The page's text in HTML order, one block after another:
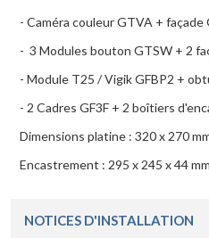
- Caméra couleur GTVA + façade
- 3 Modules bouton GTSW + 2
- Module T25 / Vigik GFBP2 +
- 2 Cadres GF3F + 2 boîtiers
Dimensions platine : 320 x 270
Encastrement : 295 x 245 x 44 mm
NOTICES D'INSTALLATION